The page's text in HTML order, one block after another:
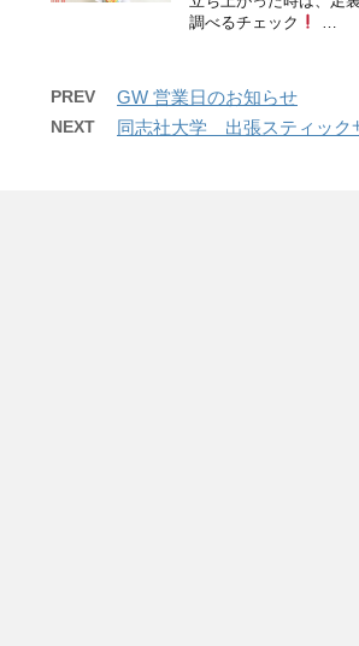
調べるチェック
…
PREV GW 営業日のお知らせ
NEXT 同志社大学 出張スティック